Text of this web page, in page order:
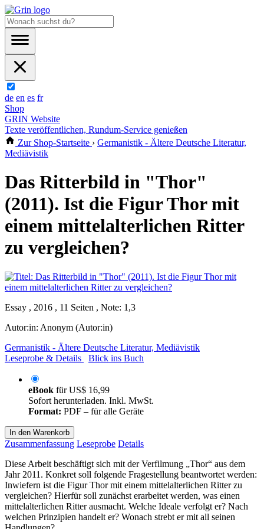
de en es fr
Shop
GRIN Website
Texte veröffentlichen, Rundum-Service genießen
Zur Shop-Startseite › Germanistik - Ältere Deutsche Literatur,
Mediävistik
Das Ritterbild in "Thor"
(2011). Ist die Figur Thor mit
einem mittelalterlichen Ritter
zu vergleichen?
Essay , 2016 , 11 Seiten , Note: 1,3
Autor:in: Anonym (Autor:in)
Germanistik - Ältere Deutsche Literatur, Mediävistik
Leseprobe & Details
Blick ins Buch
eBook fürUS$ 16,99
Sofort herunterladen. Inkl. MwSt.
Format: PDF – für alle Geräte
In den Warenkorb
Zusammenfassung Leseprobe Details
Diese Arbeit beschäftigt sich mit der Verfilmung „Thor“ aus dem
Jahr 2011. Konkret soll folgende Fragestellung beantwortet werden:
Inwiefern ist die Figur Thor mit einem mittelalterlichen Ritter zu
vergleichen? Hierfür soll zunächst erarbeitet werden, was einen
mittelalterlichen Ritter ausmacht. Welche Ideale verfolgt er? Nach
welchen Prinzipien handelt er? Wonach strebt er mit all seinen